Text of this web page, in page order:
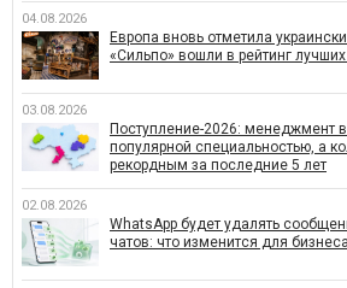
04.08.2026
Европа вновь отметила
«Сильпо» вошли в рейтинг
03.08.2026
Поступление-2026: менеджмент
популярной специальностью, а
рекордным за последние 5 лет
02.08.2026
WhatsApp будет удалять
чатов: что изменится для бизнеса